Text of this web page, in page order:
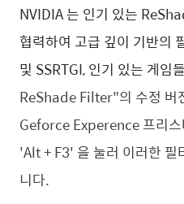
NVIDIA 는 인기 있는
협력하여 고급 깊이 기반의
및 SSRTGI, 인기 있는 게임
ReShade Filter"의 수정 버
Geforce Experence 프리스
'Alt + F3' 을 눌러 이러한 필
니다.